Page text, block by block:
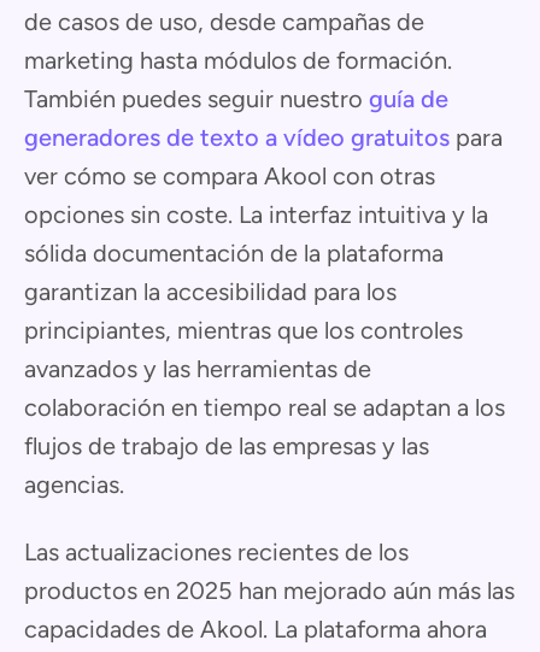
de casos de uso, desde campañas de
marketing hasta módulos de formación.
También puedes seguir nuestro guía de
generadores de texto a vídeo gratuitos para
ver cómo se compara Akool con otras
opciones sin coste. La interfaz intuitiva y la
sólida documentación de la plataforma
garantizan la accesibilidad para los
principiantes, mientras que los controles
avanzados y las herramientas de
colaboración en tiempo real se adaptan a los
flujos de trabajo de las empresas y las
agencias.
Las actualizaciones recientes de los
productos en 2025 han mejorado aún más las
capacidades de Akool. La plataforma ahora